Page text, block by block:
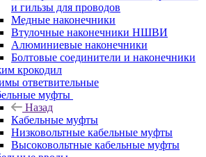
и гильзы для проводов
Медные наконечники
Втулочные наконечники НШВИ
Алюминиевые наконечники
Болтовые соединители и наконечники
крокодил
ответвительные
муфты
Назад
Кабельные муфты
Низковольтные кабельные муфты
Высоковольтные кабельные муфты